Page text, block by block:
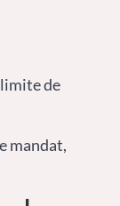
limite de
mandat,